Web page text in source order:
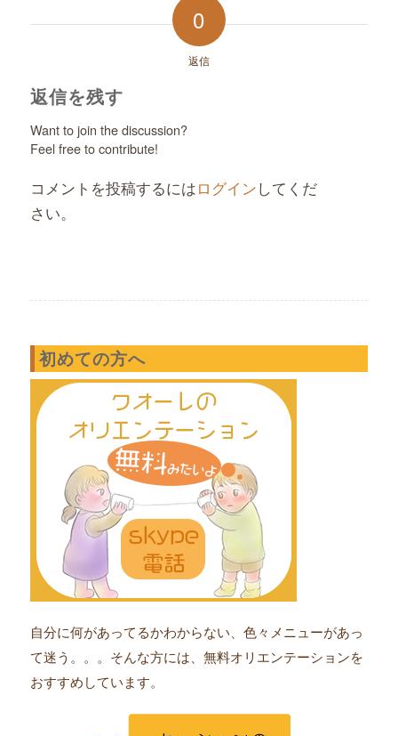
0
返信
返信を残す
Want to join the discussion?
Feel free to contribute!
コメントを投稿するにはログインしてくだ
さい。
初めての方へ
自分に何があってるかわからない、色々メニューがあっ
て迷う。。。そんな方には、無料オリエンテーションを
おすすめしています。